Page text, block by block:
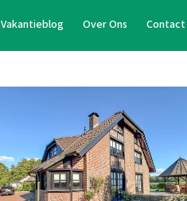
Vakantieblog Over Ons Contact